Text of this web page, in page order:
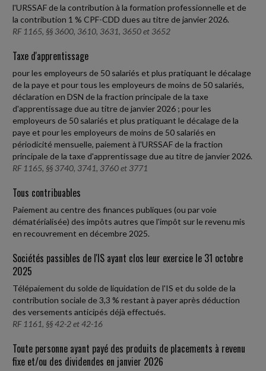
l'URSSAF de la contribution à la formation professionnelle et de
la contribution 1 % CPF-CDD dues au titre de janvier 2026.
RF 1165, §§ 3600, 3610, 3631, 3650 et 3652
Taxe d'apprentissage
pour les employeurs de 50 salariés et plus pratiquant le décalage
de la paye et pour tous les employeurs de moins de 50 salariés,
déclaration en DSN de la fraction principale de la taxe
d'apprentissage due au titre de janvier 2026 ; pour les
employeurs de 50 salariés et plus pratiquant le décalage de la
paye et pour les employeurs de moins de 50 salariés en
périodicité mensuelle, paiement à l'URSSAF de la fraction
principale de la taxe d'apprentissage due au titre de janvier 2026.
RF 1165, §§ 3740, 3741, 3760 et 3771
Tous contribuables
Paiement au centre des finances publiques (ou par voie
dématérialisée) des impôts autres que l'impôt sur le revenu mis
en recouvrement en décembre 2025.
Sociétés passibles de l'IS ayant clos leur exercice le 31 octobre
2025
Télépaiement du solde de liquidation de l'IS et du solde de la
contribution sociale de 3,3 % restant à payer après déduction
des versements anticipés déjà effectués.
RF 1161, §§ 42-2 et 42-16
Toute personne ayant payé des produits de placements à revenu
fixe et/ou des dividendes en janvier 2026